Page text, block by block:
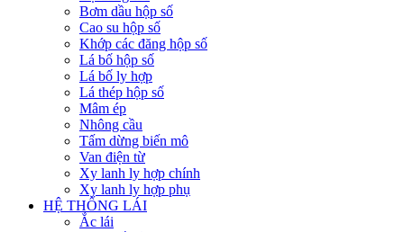
Bơm dầu hộp số
Cao su hộp số
Khớp các đăng hộp số
Lá bố hộp số
Lá bố ly hợp
Lá thép hộp số
Mâm ép
Nhông cầu
Tấm dừng biến mô
Van điện từ
Xy lanh ly hợp chính
Xy lanh ly hợp phụ
HỆ THỐNG LÁI
Ắc lái